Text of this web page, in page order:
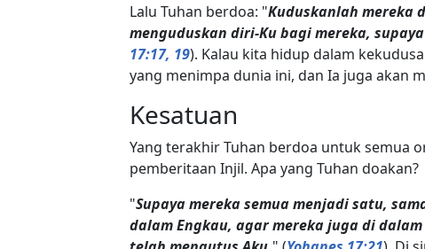
Lalu Tuhan berdoa: "Kuduskanlah mereka
menguduskan diri-Ku bagi mereka,
17:17, 19). Kalau kita hidup dalam
yang menimpa dunia ini, dan Ia juga akan
Kesatuan
Yang terakhir Tuhan berdoa untuk semua
pemberitaan Injil. Apa yang Tuhan doakan?
"Supaya mereka semua menjadi satu,
dalam Engkau, agar mereka juga di